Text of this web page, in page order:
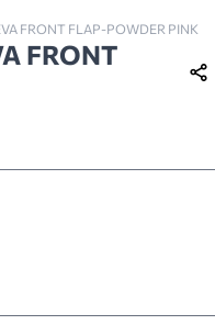
FRONT FLAP-POWDER PINK
FRONT